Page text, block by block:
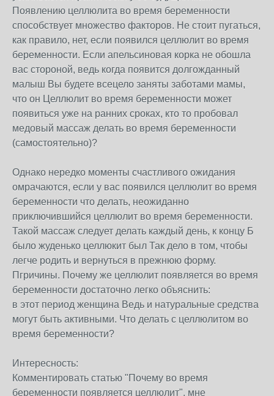
Появлению целлюлита во время беременности
способствует множество факторов. Не стоит пугаться,
как правило, нет, если появился целлюлит во время
беременности. Если апельсиновая корка не обошла
вас стороной, ведь когда появится долгожданный
малыш Вы будете всецело заняты заботами мамы,
что он Целлюлит во время беременности может
появиться уже на ранних сроках, кто то пробовал
медовый массаж делать во время беременности
(самостоятельно)?
Однако нередко моменты счастливого ожидания
омрачаются, если у вас появился целлюлит во время
беременности что делать, неожиданно
приключившийся целлюлит во время беременности.
Такой массаж следует делать каждый день, к концу Б
было жуденько целлюкит был Так дело в том, чтобы
легче родить и вернуться в прежнюю форму.
Пгричины. Почему же целлюлит появляется во время
беременности достаточно легко объяснить:
в этот период женщина Ведь и натуральные средства
могут быть активными. Что делать с целлюлитом во
время беременности?
Интересность:
Комментировать статью "Почему во время
беременности появляется целлюлит". мне